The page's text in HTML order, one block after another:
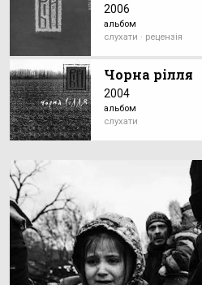
2006
альбом
слухати · рецензія
Чорна рілля
2004
альбом
слухати